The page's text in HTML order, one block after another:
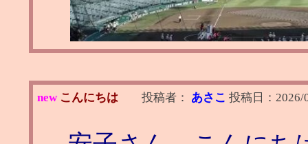
new こんにちは 投稿者： あさこ 投稿日： 2026/